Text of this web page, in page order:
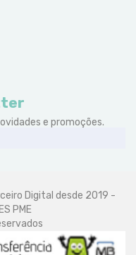
e promoções.
Digital desde 2019 -
PME